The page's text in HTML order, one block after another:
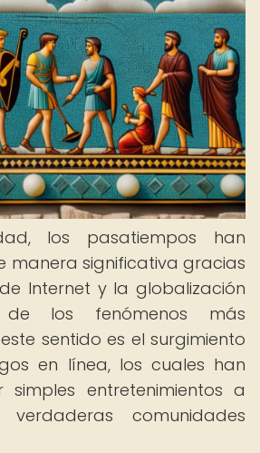
los pasatiempos han
manera significativa gracias
Internet y la globalización
de los fenómenos más
sentido es el surgimiento
en línea, los cuales han
entretenimientos a
verdaderas comunidades